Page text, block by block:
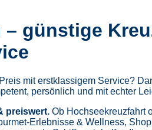
– günstige
mit erstklassigem Service?
persönlich und mit echter
preiswert. Ob Hochseekreuzfahrt
Erlebnisse & Wellness,